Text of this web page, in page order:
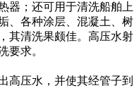
器；还可用于清洗船舶上
、各种涂层、混凝土、树
其清洗果颇佳。高压水射
要求。
高压水，并使其经管子到